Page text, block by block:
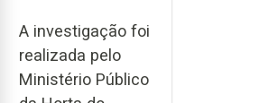
A investigação foi
realizada pelo
Ministério Público